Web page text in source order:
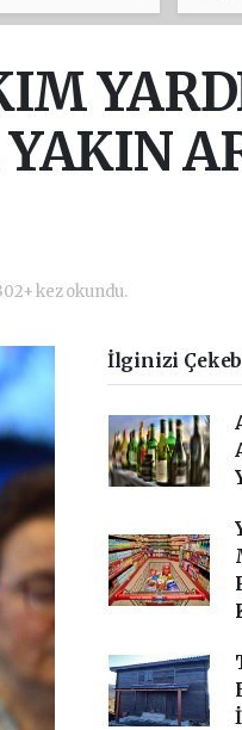
HAPİS
kez okundu.
İlginizi